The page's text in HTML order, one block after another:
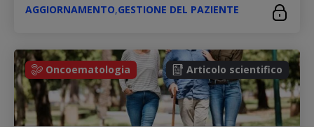
AGGIORNAMENTO,GESTIONE DEL PAZIENTE
Oncoematologia Articolo scientifico